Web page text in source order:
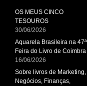
OS MEUS CINCO
TESOUROS
30/06/2026
Aquarela Brasileira na 47ª
Feira do Livro de Coimbra
16/06/2026
Sobre livros de Marketing,
Negócios, Finanças,